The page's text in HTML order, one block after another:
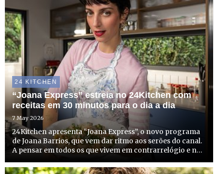
24 KITCHEN
“Joana Express” estreia no 24Kitchen com
receitas em 30 minutos para o dia a dia
7 May 2026
24Kitchen apresenta “Joana Express”, o novo programa
de Joana Barrios, que vem dar ritmo aos serões do canal.
A pensar em todos os que vivem em contrarrelógio e não
criatividade e estilo à mesa, o programa é um aliado de ...